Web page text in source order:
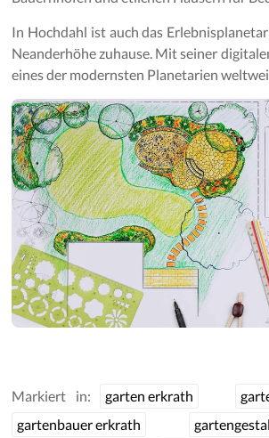
In Hochdahl ist auch das
Neanderhöhe zuhause. Mit seiner
eines der modernsten Planetarien
Markiert in: garten erkrath
gartenbauer erkrath